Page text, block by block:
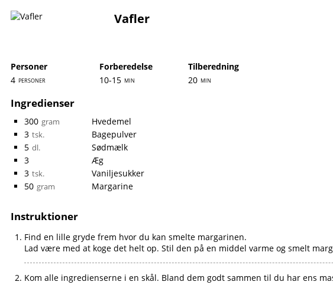
Vafler
Personer
Forberedelse
4 personer 10-15 min
Tilberedning
20 min
Ingredienser
300 gram
Hvedemel
3 tsk.
Bagepulver
5 dl.
Sødmælk
3
Æg
3 tsk.
Vaniljesukker
50 gram Margarine
Instruktioner
Find en lille gryde frem hvor du kan smelte margarinen.
Lad være med at koge det helt op. Stil den på en middel varme og smelt
Kom alle ingredienserne i en skål. Bland dem godt sammen til du har ens